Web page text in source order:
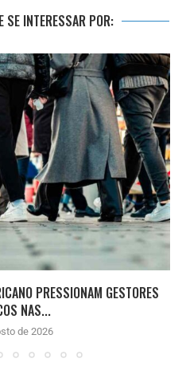
SE INTERESSAR POR:
PRESSIONAM GESTORES
NAS...
de 2026